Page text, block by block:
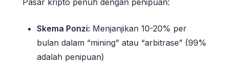
Skema Ponzi: Menjanjikan 10-20% per
bulan dalam “mining” atau “arbitrase” (99%
adalah penipuan)